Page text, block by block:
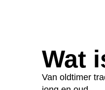
Wat
Van oldtimer